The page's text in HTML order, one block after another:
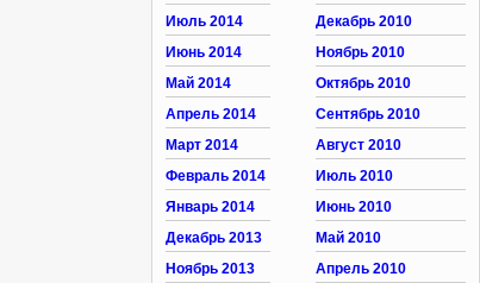
Июль 2014
Июнь 2014
Май 2014
Апрель 2014
Март 2014
Февраль 2014
Январь 2014
Декабрь 2013
Ноябрь 2013
Декабрь 2010
Ноябрь 2010
Октябрь 2010
Сентябрь 2010
Август 2010
Июль 2010
Июнь 2010
Май 2010
Апрель 2010